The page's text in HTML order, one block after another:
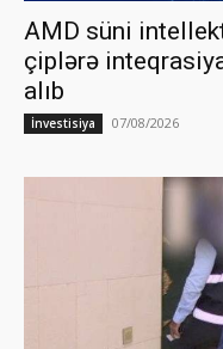
AMD süni
çiplərə
alıb
İnvestisiya 07/08/2026